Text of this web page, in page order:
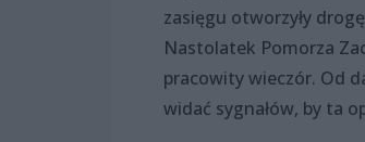
zasięgu otworzyły
Nastolatek Pomorza
pracowity wieczór. Od
widać sygnałów, by ta